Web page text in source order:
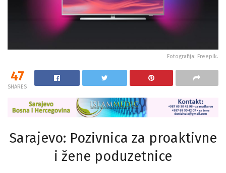
Fotografija: Freepik.
47
SHARES
Sarajevo: Pozivnica za proaktivne
i žene poduzetnice